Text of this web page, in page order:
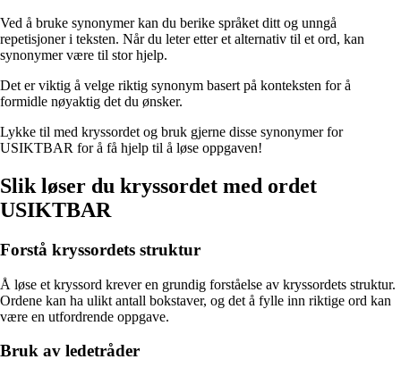
Ved å bruke synonymer kan du berike språket ditt og unngå
repetisjoner i teksten. Når du leter etter et alternativ til et ord, kan
synonymer være til stor hjelp.
Det er viktig å velge riktig synonym basert på konteksten for å
formidle nøyaktig det du ønsker.
Lykke til med kryssordet og bruk gjerne disse synonymer for
USIKTBAR for å få hjelp til å løse oppgaven!
Slik løser du kryssordet med ordet
USIKTBAR
Forstå kryssordets struktur
Å løse et kryssord krever en grundig forståelse av kryssordets struktur.
Ordene kan ha ulikt antall bokstaver, og det å fylle inn riktige ord kan
være en utfordrende oppgave.
Bruk av ledetråder